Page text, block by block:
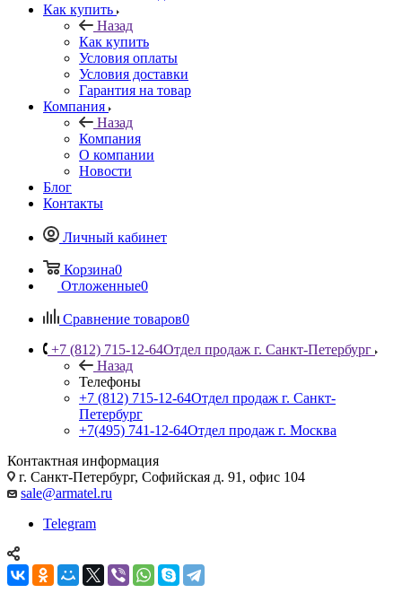
Как купить
Назад
Как купить
Условия оплаты
Условия доставки
Гарантия на товар
Компания
Назад
Компания
О компании
Новости
Блог
Контакты
Личный кабинет
Корзина0
Отложенные0
Сравнение товаров0
+7 (812) 715-12-64Отдел продаж г. Санкт-Петербург
Назад
Телефоны
+7 (812) 715-12-64Отдел продаж г. Санкт-
Петербург
+7(495) 741-12-64Отдел продаж г. Москва
Контактная информация
г. Санкт-Петербург, Софийская д. 91, офис 104
sale@armatel.ru
Telegram